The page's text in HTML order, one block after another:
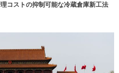
コストの抑制可能な冷蔵倉庫新工法